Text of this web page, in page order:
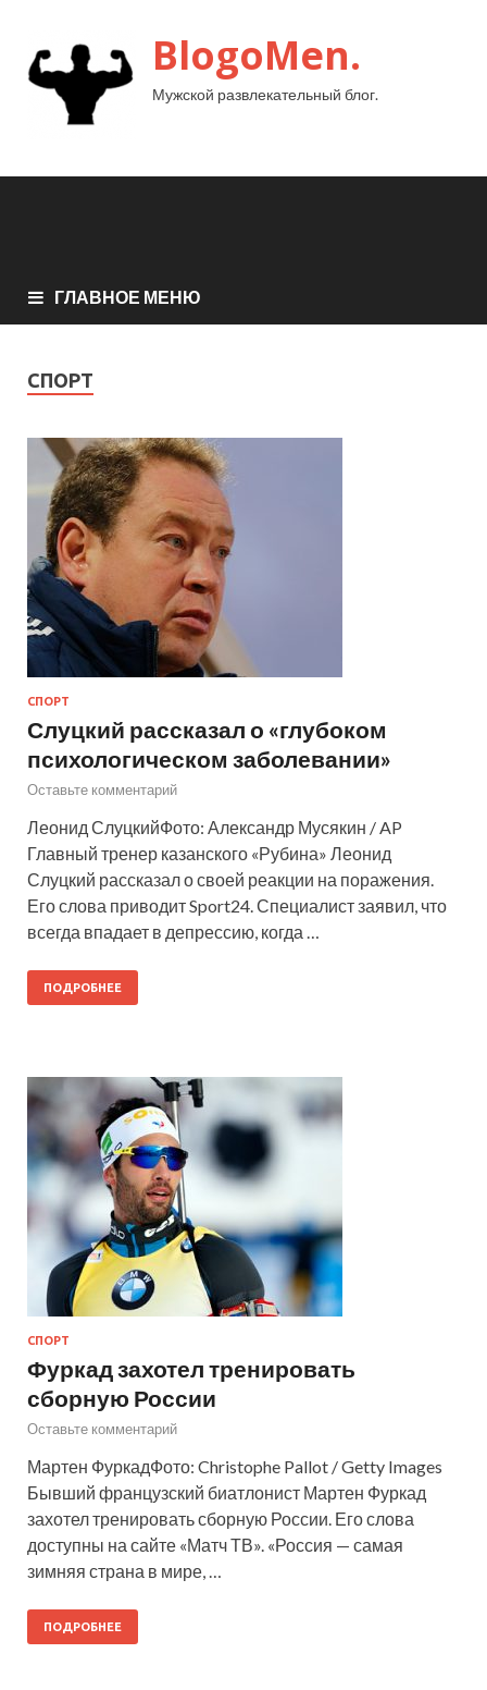
BlogoMen.
Мужской развлекательный блог.
ГЛАВНОЕ МЕНЮ
СПОРТ
СПОРТ
Слуцкий рассказал о «глубоком
психологическом заболевании»
Оставьте комментарий
Леонид СлуцкийФото: Александр Мусякин / AP
Главный тренер казанского «Рубина» Леонид
Слуцкий рассказал о своей реакции на поражения.
Его слова приводит Sport24. Специалист заявил, что
всегда впадает в депрессию, когда …
ПОДРОБНЕЕ
СПОРТ
Фуркад захотел тренировать
сборную России
Оставьте комментарий
Мартен ФуркадФото: Christophe Pallot / Getty Images
Бывший французский биатлонист Мартен Фуркад
захотел тренировать сборную России. Его слова
доступны на сайте «Матч ТВ». «Россия — самая
зимняя страна в мире, …
ПОДРОБНЕЕ